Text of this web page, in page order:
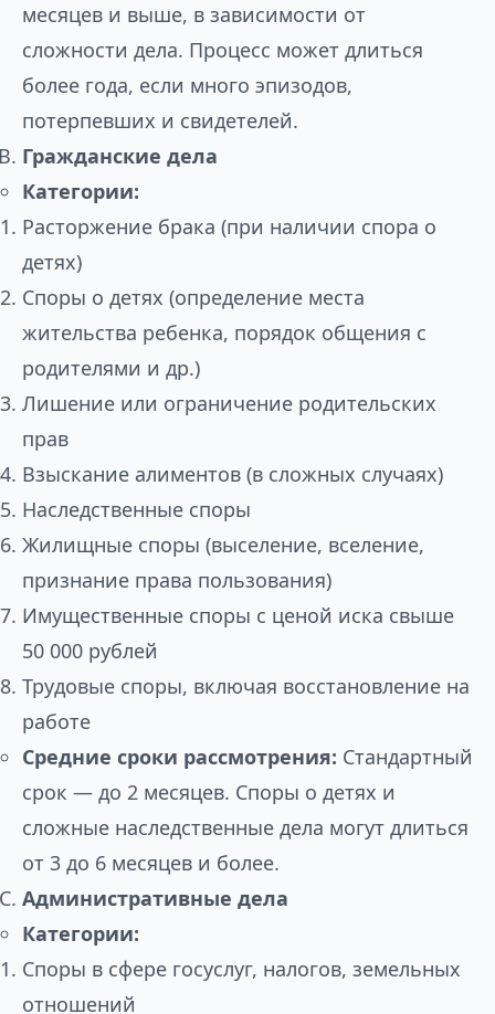
месяцев и выше, в зависимости от
сложности дела. Процесс может длиться
более года, если много эпизодов,
потерпевших и свидетелей.
Гражданские дела
Категории:
Расторжение брака (при наличии спора о
детях)
Споры о детях (определение места
жительства ребенка, порядок общения с
родителями и др.)
Лишение или ограничение родительских
прав
Взыскание алиментов (в сложных случаях)
Наследственные споры
Жилищные споры (выселение, вселение,
признание права пользования)
Имущественные споры с ценой иска свыше
50 000 рублей
Трудовые споры, включая восстановление на
работе
Средние сроки рассмотрения: Стандартный
срок — до 2 месяцев. Споры о детях и
сложные наследственные дела могут длиться
от 3 до 6 месяцев и более.
Административные дела
Категории:
Споры в сфере госуслуг, налогов, земельных
отношений